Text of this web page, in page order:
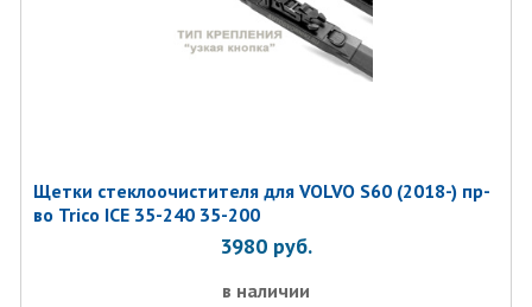
Щетки стеклоочистителя для VOLVO S60 (2018-) пр-
во Trico ICE 35-240 35-200
3980 руб.
в наличии